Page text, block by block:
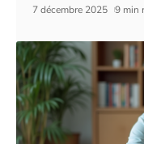
7 décembre 2025 9 min